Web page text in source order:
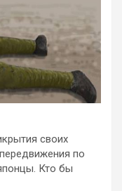
своих
по
Кто бы